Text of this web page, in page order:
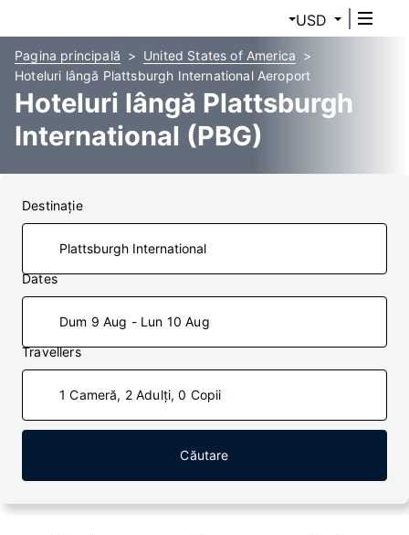
USD
Pagina principală
United States of America
Hoteluri lângă Plattsburgh International Aeroport
Hoteluri lângă Plattsburgh
International (PBG)
Destinaţie
Dates
Dum 9 Aug - Lun 10 Aug
Travellers
1 Cameră, 2 Adulți, 0 Copii
Căutare